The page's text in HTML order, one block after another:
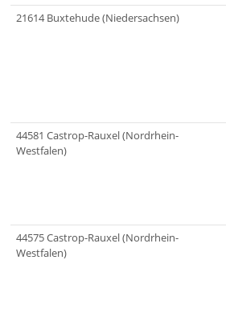
21614 Buxtehude (Niedersachsen)
44581 Castrop-Rauxel (Nordrhein-
Westfalen)
44575 Castrop-Rauxel (Nordrhein-
Westfalen)